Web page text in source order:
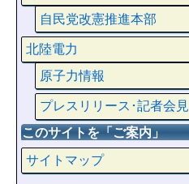
自民党改憲推進本部
北陸電力
原子力情報
プレスリリース･記者会見
このサイトを「ご案内」
サイトマップ